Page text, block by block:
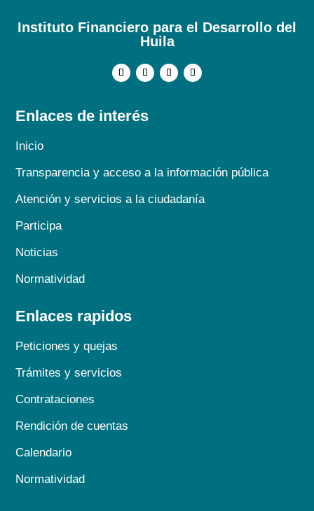
Instituto Financiero para el Desarrollo del
Huila
Enlaces de interés
Inicio
Transparencia y acceso a la información pública
Atención y servicios a la ciudadanía
Participa
Noticias
Normatividad
Enlaces rapidos
Peticiones y quejas
Trámites y servicios
Contrataciones
Rendición de cuentas
Calendario
Normatividad